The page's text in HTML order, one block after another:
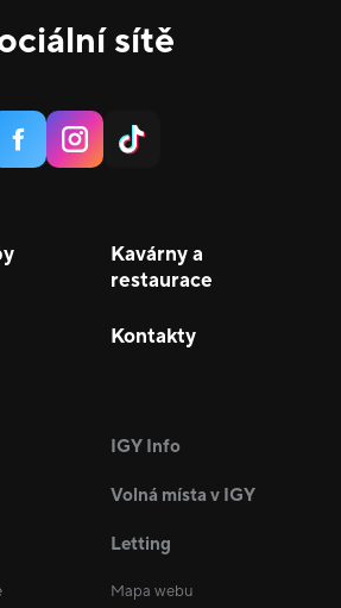
sítě
Kavárny a
restaurace
Kontakty
IGY Info
Volná místa v IGY
Letting
Mapa webu